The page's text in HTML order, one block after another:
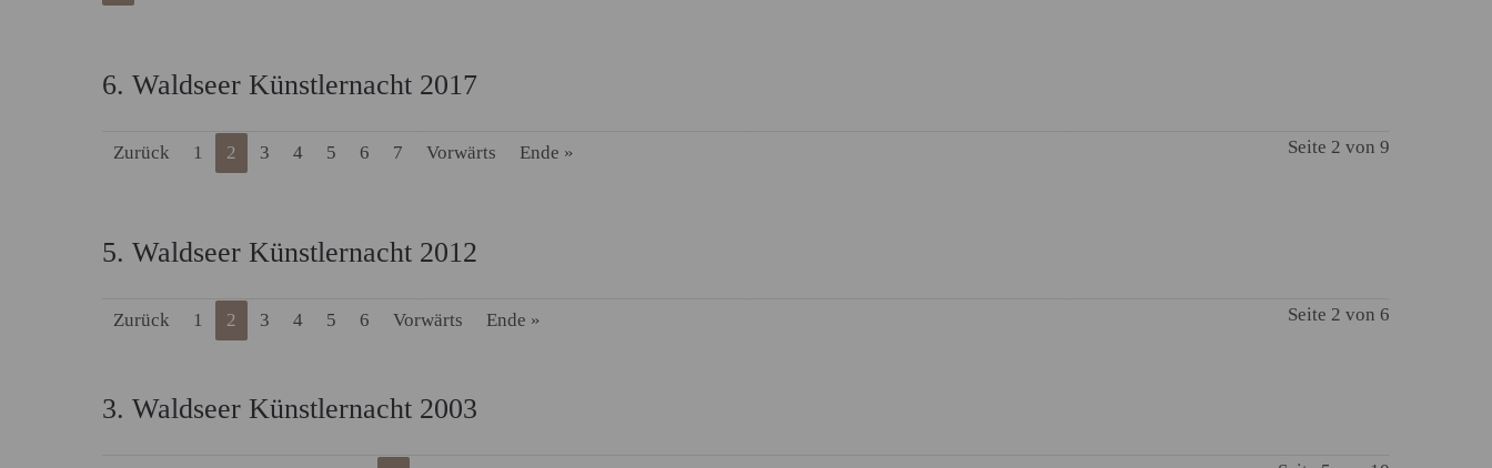
6. Waldseer Künstlernacht 2017
Seite 2 von 9
Zurück 1 2 3 4 5 6 7 Vorwärts Ende »
5. Waldseer Künstlernacht 2012
Seite 2 von 6
Zurück 1 2 3 4 5 6 Vorwärts Ende »
3. Waldseer Künstlernacht 2003